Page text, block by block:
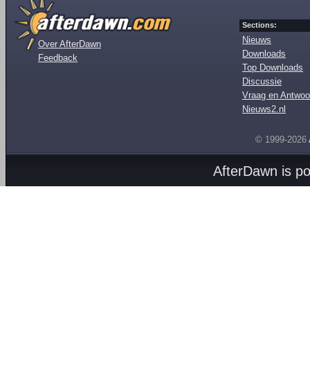
Over AfterDawn
Feedback
Sections:
Nieuws
Downloads
Top Downloads
Discussie
Vraag en
Nieuws2.nl
© 1999-2026
AfterDawn is